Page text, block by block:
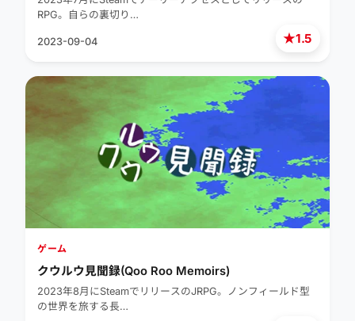
★1.5
RPG。自らの裏切り…
2023-09-04
ゲーム
クウルウ見聞録(Qoo Roo Memoirs)
2023年8月にSteamでリリースのJRPG。ノンフィールド型
の世界を旅する長…